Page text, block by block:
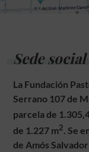
Sede social
La Fundación
Serrano 107 de
parcela de
de 1.227 m2 . Se
de Amós